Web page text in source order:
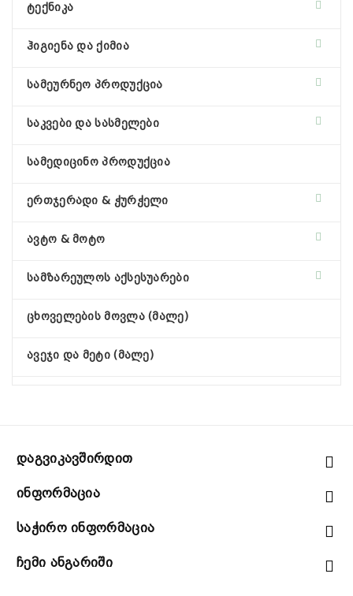
ტექნიკა
ჰიგიენა და ქიმია
სამეურნეო პროდუქცია
საკვები და სასმელები
სამედიცინო პროდუქცია
ერთჯერადი & ჭურჭელი
ავტო & მოტო
სამზარეულოს აქსესუარები
ცხოველების მოვლა (მალე)
ავეჯი და მეტი (მალე)
Დაგვიკავშირდით
Ინფორმაცია
Საჭირო Ინფორმაცია
Ჩემი Ანგარიში